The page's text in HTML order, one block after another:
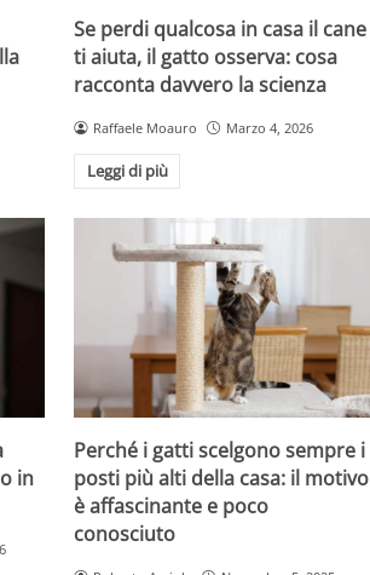
Se perdi qualcosa in casa il cane
ti aiuta, il gatto osserva: cosa
racconta davvero la scienza
Raffaele Moauro Marzo 4, 2026
Leggi di più
in
Perché i gatti scelgono sempre i
posti più alti della casa: il motivo
è affascinante e poco
conosciuto